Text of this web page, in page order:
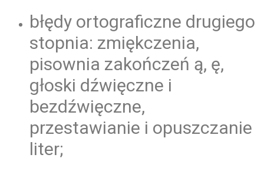
błędy ortograficzne drugiego
stopnia: zmiękczenia,
pisownia zakończeń ą, ę,
głoski dźwięczne i
bezdźwięczne,
przestawianie i opuszczanie
liter;